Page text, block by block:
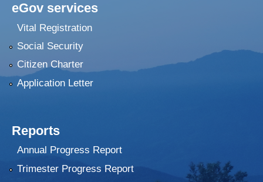
eGov services
Vital Registration
Social Security
Citizen Charter
Application Letter
Reports
Annual Progress Report
Trimester Progress Report